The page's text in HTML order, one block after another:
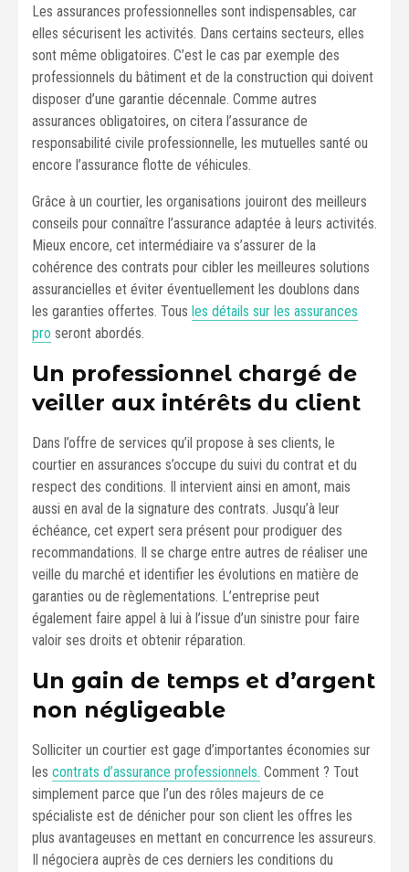
Les assurances professionnelles sont indispensables, car
elles sécurisent les activités. Dans certains secteurs, elles
sont même obligatoires. C’est le cas par exemple des
professionnels du bâtiment et de la construction qui doivent
disposer d’une garantie décennale. Comme autres
assurances obligatoires, on citera l’assurance de
responsabilité civile professionnelle, les mutuelles santé ou
encore l’assurance flotte de véhicules.
Grâce à un courtier, les organisations jouiront des meilleurs
conseils pour connaître l’assurance adaptée à leurs activités.
Mieux encore, cet intermédiaire va s’assurer de la
cohérence des contrats pour cibler les meilleures solutions
assurancielles et éviter éventuellement les doublons dans
les garanties offertes. Tous les détails sur les assurances
pro seront abordés.
Un professionnel chargé de
veiller aux intérêts du client
Dans l’offre de services qu’il propose à ses clients, le
courtier en assurances s’occupe du suivi du contrat et du
respect des conditions. Il intervient ainsi en amont, mais
aussi en aval de la signature des contrats. Jusqu’à leur
échéance, cet expert sera présent pour prodiguer des
recommandations. Il se charge entre autres de réaliser une
veille du marché et identifier les évolutions en matière de
garanties ou de règlementations. L’entreprise peut
également faire appel à lui à l’issue d’un sinistre pour faire
valoir ses droits et obtenir réparation.
Un gain de temps et d’argent
non négligeable
Solliciter un courtier est gage d’importantes économies sur
les contrats d’assurance professionnels. Comment ? Tout
simplement parce que l’un des rôles majeurs de ce
spécialiste est de dénicher pour son client les offres les
plus avantageuses en mettant en concurrence les assureurs.
Il négociera auprès de ces derniers les conditions du